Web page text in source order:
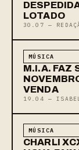
LOTADO
30.07 —
MÚSICA
M.I.A. FAZ
VENDA
19.04 — ISABEL
MÚSICA
CHARLI